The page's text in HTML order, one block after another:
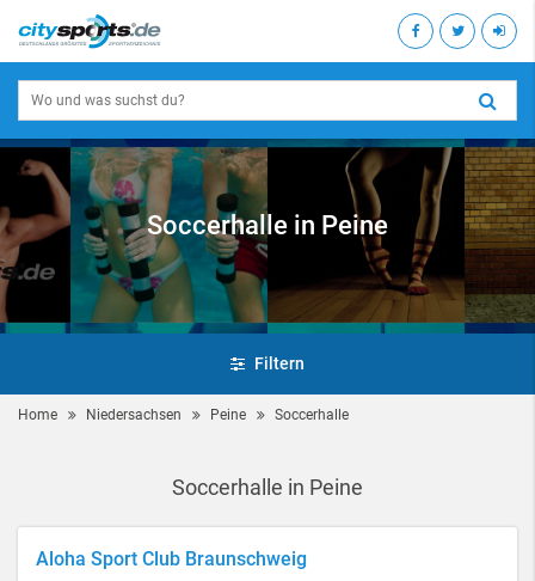
Soccerhalle in Peine
Filtern
Home Niedersachsen Peine Soccerhalle
Soccerhalle in Peine
Aloha Sport Club Braunschweig